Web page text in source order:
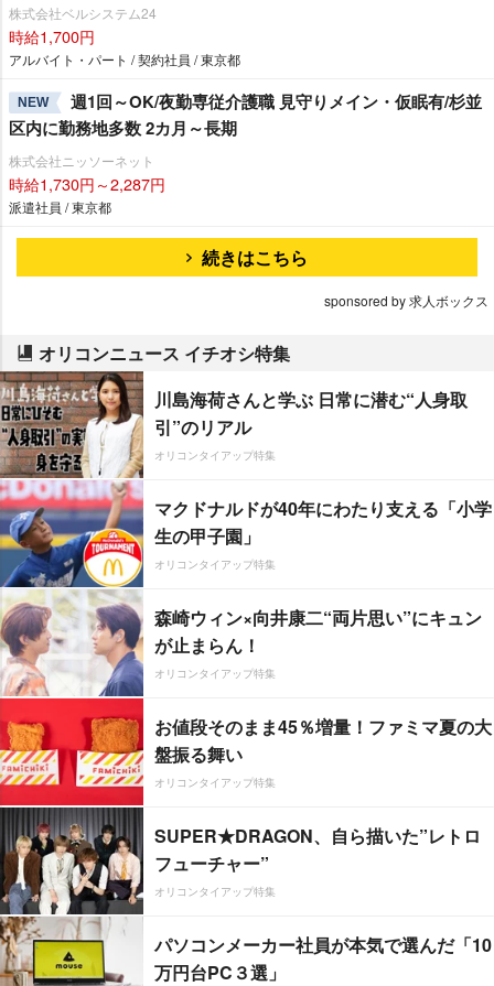
株式会社ベルシステム24
時給1,700円
アルバイト・パート / 契約社員 / 東京都
NEW
週1回～OK/夜勤専従介護職 見守りメイン・仮眠有/杉並
区内に勤務地多数 2カ月～長期
株式会社ニッソーネット
時給1,730円～2,287円
派遣社員 / 東京都
続きはこちら
sponsored by 求人ボックス
オリコンニュース イチオシ特集
川島海荷さんと学ぶ 日常に潜む“人身取
引”のリアル
オリコンタイアップ特集
マクドナルドが40年にわたり支える「小学
生の甲子園」
オリコンタイアップ特集
森崎ウィン×向井康二“両片思い”にキュン
が止まらん！
オリコンタイアップ特集
お値段そのまま45％増量！ファミマ夏の大
盤振る舞い
オリコンタイアップ特集
SUPER★DRAGON、自ら描いた”レトロ
フューチャー”
オリコンタイアップ特集
パソコンメーカー社員が本気で選んだ「10
万円台PC３選」